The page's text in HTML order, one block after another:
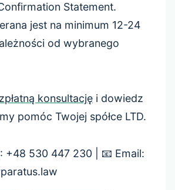
Statement.
jest na minimum 12-24
od wybranego
konsultację i dowiedz
pomóc Twojej spółce LTD.
+48 530 447 230 | 📧 Email: